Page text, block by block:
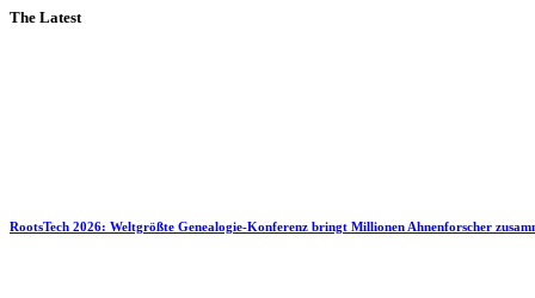
The Latest
RootsTech 2026: Weltgrößte Genealogie-Konferenz bringt Millionen Ahnenforscher